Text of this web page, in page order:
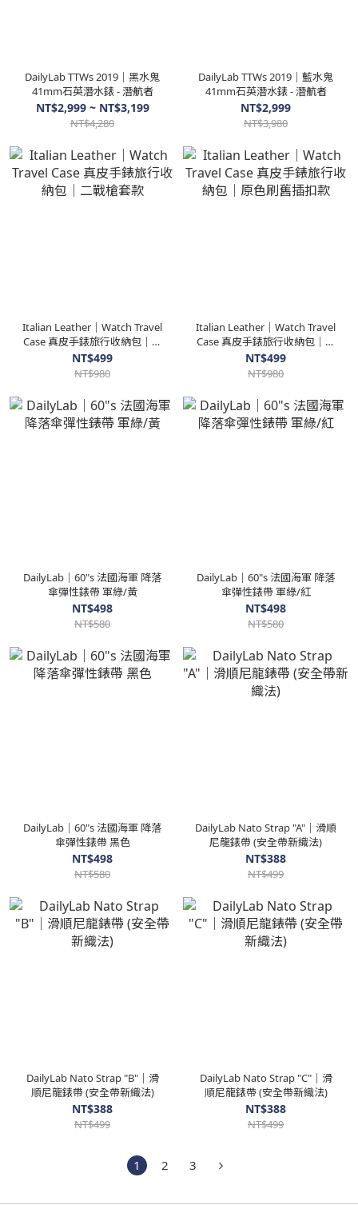
DailyLab TTWs 2019｜黑水鬼
41mm石英潛水錶 - 潛航者
NT$2,999 ~ NT$3,199
NT$4,280
DailyLab TTWs 2019｜藍水鬼
41mm石英潛水錶 - 潛航者
NT$2,999
NT$3,980
Italian Leather｜Watch Travel
Case 真皮手錶旅行收納包｜二
戰槍套款
NT$499
NT$980
Italian Leather｜Watch Travel
Case 真皮手錶旅行收納包｜原
色刷舊插扣款
NT$499
NT$980
DailyLab｜60"s 法國海軍 降落
傘彈性錶帶 軍綠/黃
NT$498
NT$580
DailyLab｜60"s 法國海軍 降落
傘彈性錶帶 軍綠/紅
NT$498
NT$580
DailyLab｜60"s 法國海軍 降落
傘彈性錶帶 黑色
NT$498
NT$580
DailyLab Nato Strap "A"｜滑順
尼龍錶帶 (安全帶新織法)
NT$388
NT$499
DailyLab Nato Strap "B"｜滑
順尼龍錶帶 (安全帶新織法)
NT$388
NT$499
DailyLab Nato Strap "C"｜滑
順尼龍錶帶 (安全帶新織法)
NT$388
NT$499
1 2 3